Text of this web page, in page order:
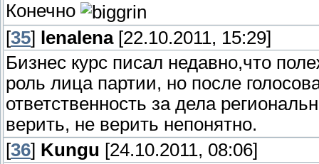
Конечно
[35] lenalena[22.10.2011, 15:29]
Бизнес курс писал недавно,что
роль лица партии, но после
ответственность за дела
верить, не верить непонятно.
[36] Kungu [24.10.2011, 08:06]